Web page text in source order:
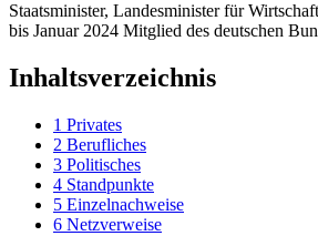
Staatsminister, Landesminister für
bis Januar 2024 Mitglied des deutschen
Inhaltsverzeichnis
1 Privates
2 Berufliches
3 Politisches
4 Standpunkte
5 Einzelnachweise
6 Netzverweise